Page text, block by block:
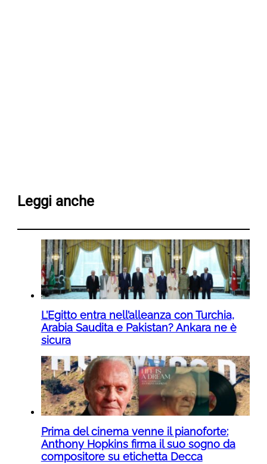
Leggi anche
L’Egitto entra nell’alleanza con Turchia,
Arabia Saudita e Pakistan? Ankara ne è
sicura
Prima del cinema venne il pianoforte:
Anthony Hopkins firma il suo sogno da
compositore su etichetta Decca